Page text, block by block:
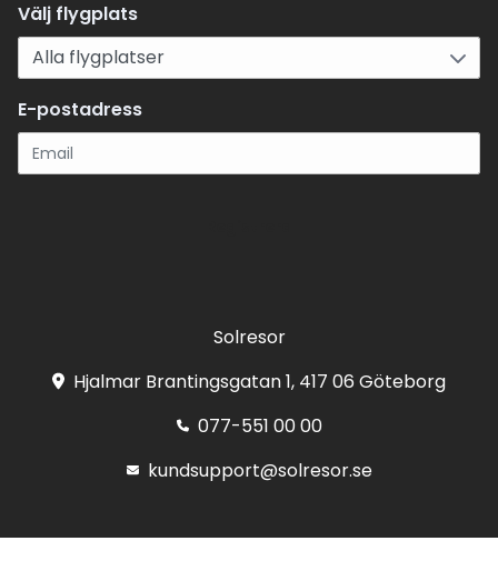
Välj flygplats
E-postadress
Solresor
Hjalmar Brantingsgatan 1, 417 06 Göteborg
077-551 00 00
kundsupport@solresor.se